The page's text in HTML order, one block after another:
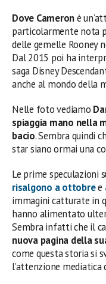
Dove Cameronè
particolarmente nota
delle gemelle Rooney
Dal 2015 poi ha
saga Disney
anche al mondo della
Nelle foto vediamo
spiaggia mano nella
bacio. Sembra quindi
star siano ormai una
Le prime speculazioni
risalgono a ottobree
immagini catturate in
hanno alimentato
Sembra infatti che il
nuova pagina della
come questa storia si
l’attenzione